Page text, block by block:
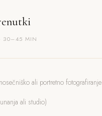
30–45 MIN
ali portretno fotografiranje
ali studio)